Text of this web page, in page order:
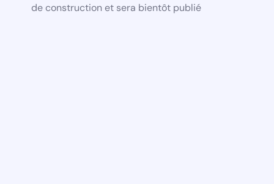
de construction et sera bientôt publié